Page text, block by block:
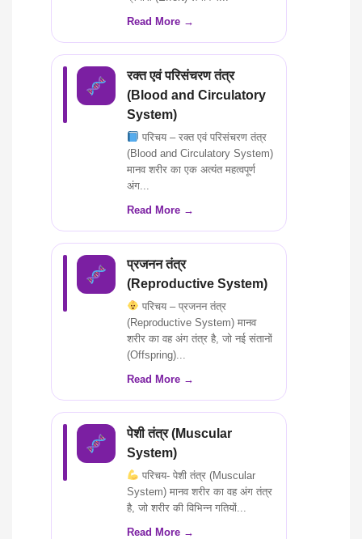
Read More →
रक्त एवं परिसंचरण तंत्र
(Blood and Circulatory
System)
परिचय – रक्त एवं परिसंचरण तंत्र
(Blood and Circulatory System)
मानव शरीर का एक अत्यंत महत्वपूर्ण
अंग...
Read More →
प्रजनन तंत्र
(Reproductive System)
परिचय – प्रजनन तंत्र
(Reproductive System) मानव
शरीर का वह अंग तंत्र है, जो नई संतानों
(Offspring)...
Read More →
पेशी तंत्र (Muscular
System)
परिचय- पेशी तंत्र (Muscular
System) मानव शरीर का वह अंग तंत्र
है, जो शरीर की विभिन्न गतियों...
Read More →